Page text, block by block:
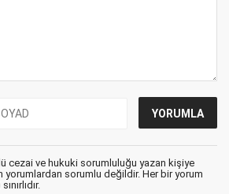
cezai ve hukuki sorumluluğu yazan kişiye
yorumlardan sorumlu değildir. Her bir yorum